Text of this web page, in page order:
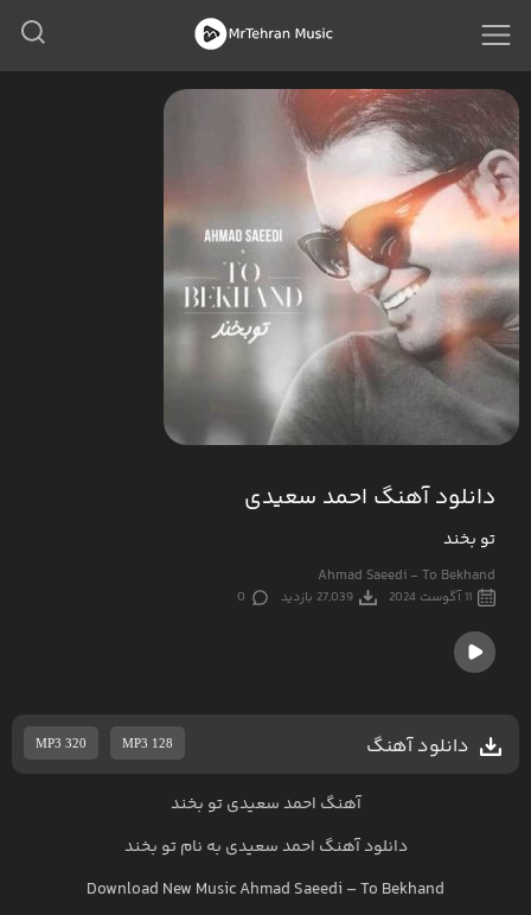
دانلود آهنگ احمد سعیدی
تو بخند
Ahmad Saeedi - To Bekhand
11 آگوست 2024 27,039 بازدید 0
دانلود آهنگ MP3 320 MP3 128
آهنگ احمد سعیدی تو بخند
دانلود آهنگ احمد سعیدی به نامتو بخند
Download New MusicAhmad Saeedi –To Bekhand